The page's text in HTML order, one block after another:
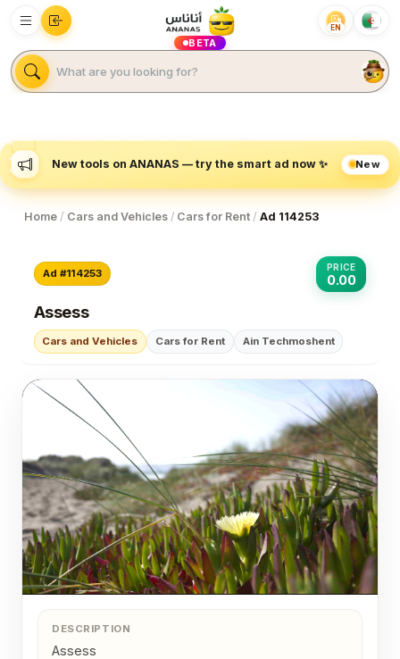
EN
BETA
New tools on ANANAS — try the smart ad now ✨ New
Home / Cars and Vehicles / Cars for Rent / Ad 114253
Ad #114253
PRICE
0.00
Assess
Cars and Vehicles Cars for Rent Ain Techmoshent
DESCRIPTION
Assess